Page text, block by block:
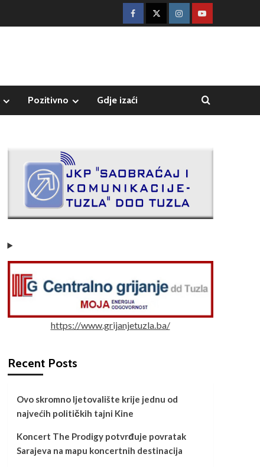
Pozitivno Gdje izaći
https://www.grijanjetuzla.ba/
Recent Posts
Ovo skromno ljetovalište krije jednu od
najvećih političkih tajni Kine
Koncert The Prodigy potvrđuje povratak
Sarajeva na mapu koncertnih destinacija